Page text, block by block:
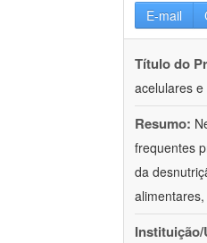
E-mail
Título do
acelulares
Resumo:
frequentes
da
Instituição/